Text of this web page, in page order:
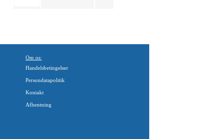
Om os:
Handelsbetingelser
Persondatapolitik
Kontakt
Afhentning